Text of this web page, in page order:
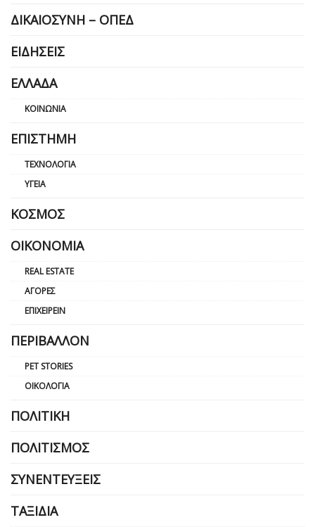
ΔΙΚΑΙΟΣΎΝΗ – ΟΠΕΔ
ΕΙΔΉΣΕΙΣ
ΕΛΛΆΔΑ
ΚΟΙΝΩΝΊΑ
ΕΠΙΣΤΉΜΗ
ΤΕΧΝΟΛΟΓΊΑ
ΥΓΕΊΑ
ΚΌΣΜΟΣ
ΟΙΚΟΝΟΜΊΑ
REAL ESTATE
ΑΓΟΡΈΣ
ΕΠΙΧΕΙΡΕΊΝ
ΠΕΡΙΒΆΛΛΟΝ
PET STORIES
ΟΙΚΟΛΟΓΊΑ
ΠΟΛΙΤΙΚΉ
ΠΟΛΙΤΙΣΜΌΣ
ΣΥΝΕΝΤΕΎΞΕΙΣ
ΤΑΞΊΔΙΑ